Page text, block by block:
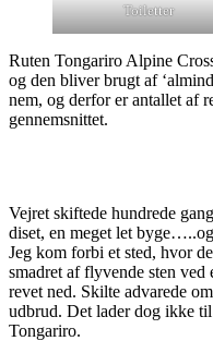
Toiletter
Ruten Tongariro Alpine
og den bliver brugt af
nem, og derfor er antallet af
gennemsnittet.
Vejret skiftede hundrede
diset, en meget let
Jeg kom forbi et sted, hvor
smadret af flyvende sten
revet ned. Skilte advarede
udbrud. Det lader dog ikke
Tongariro.